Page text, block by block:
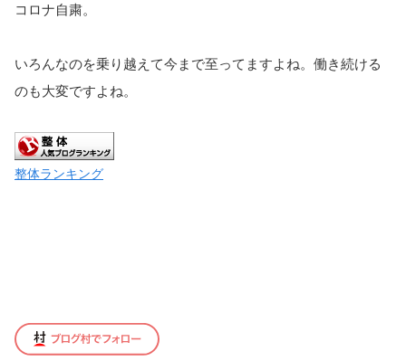
コロナ自粛。
いろんなのを乗り越えて今まで至ってますよね。 働き続ける
のも大変ですよね。
整体ランキング